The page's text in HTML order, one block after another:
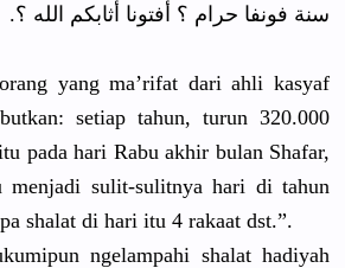
سنة فونفا حرام ؟ أفتونا أثابكم الله ؟.
yang ma’rifat dari ahli kasyaf
setiap tahun, turun 320.000
pada hari Rabu akhir bulan Shafar,
menjadi sulit-sulitnya hari di tahun
shalat di hari itu 4 rakaat dst.”.
ngelampahi shalat hadiyah